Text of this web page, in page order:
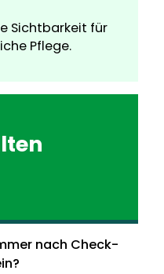
Sichtbarkeit für
Pflege.
nach Check-